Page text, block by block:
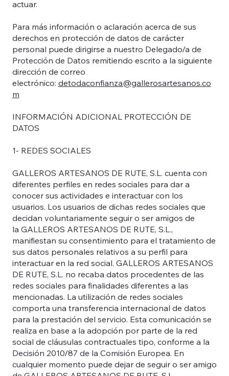
actuar.
Para más información o aclaración acerca de sus
derechos en protección de datos de carácter
personal puede dirigirse a nuestro Delegado/a de
Protección de Datos remitiendo escrito a la siguiente
dirección de correo
electrónico: detodaconfianza@gallerosartesanos.co
m
INFORMACIÓN ADICIONAL PROTECCIÓN DE
DATOS
1- REDES SOCIALES
GALLEROS ARTESANOS DE RUTE, S.L. cuenta con
diferentes perfiles en redes sociales para dar a
conocer sus actividades e interactuar con los
usuarios. Los usuarios de dichas redes sociales que
decidan voluntariamente seguir o ser amigos de
la GALLEROS ARTESANOS DE RUTE, S.L.,
manifiestan su consentimiento para el tratamiento de
sus datos personales relativos a su perfil para
interactuar en la red social. GALLEROS ARTESANOS
DE RUTE, S.L. no recaba datos procedentes de las
redes sociales para finalidades diferentes a las
mencionadas. La utilización de redes sociales
comporta una transferencia internacional de datos
para la prestación del servicio. Esta comunicación se
realiza en base a la adopción por parte de la red
social de cláusulas contractuales tipo, conforme a la
Decisión 2010/87 de la Comisión Europea. En
cualquier momento puede dejar de seguir o ser amigo